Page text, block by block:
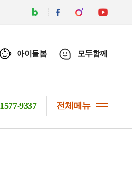
아이돌봄 모두함께
1577-9337 전체메뉴